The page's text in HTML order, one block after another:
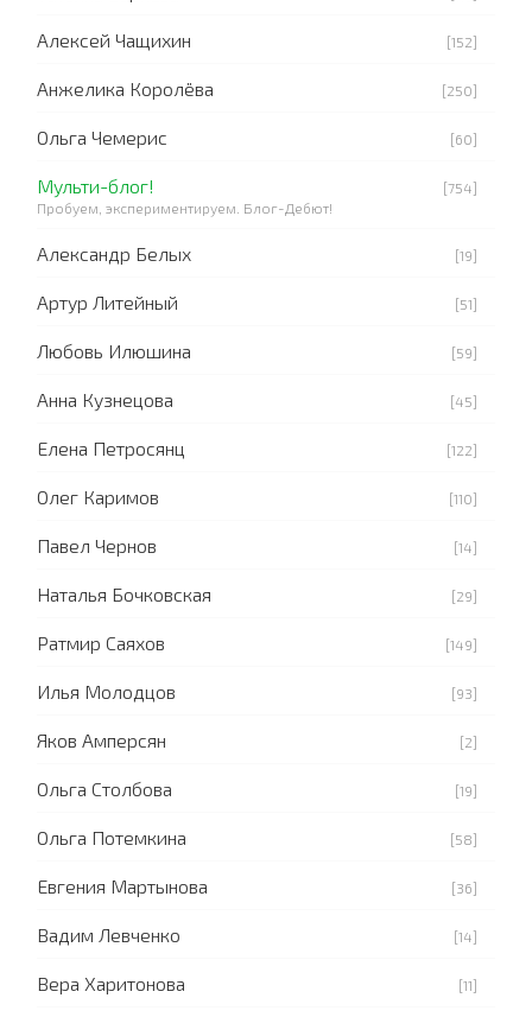
Алексей Чащихин [152]
Анжелика Королёва [250]
Ольга Чемерис [60]
Мульти-блог!
[754]
Пробуем, экспериментируем. Блог-Дебют!
Александр Белых [19]
Артур Литейный [51]
Любовь Илюшина [59]
Анна Кузнецова [45]
Елена Петросянц [122]
Олег Каримов [110]
Павел Чернов [14]
Наталья Бочковская [29]
Ратмир Саяхов [149]
Илья Молодцов [93]
Яков Амперсян [2]
Ольга Столбова [19]
Ольга Потемкина [58]
Евгения Мартынова [36]
Вадим Левченко [14]
Вера Харитонова [11]